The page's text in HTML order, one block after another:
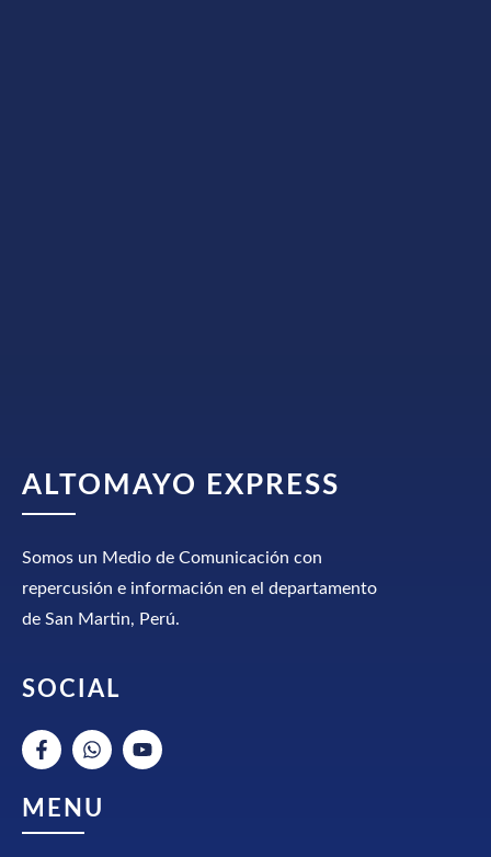
ALTOMAYO EXPRESS
Somos un Medio de Comunicación con
repercusión e información en el departamento
de San Martin, Perú.
SOCIAL
MENU